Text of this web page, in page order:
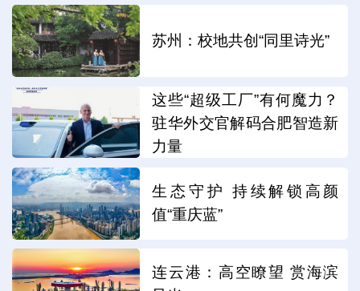
苏州：校地共创“同里诗光”
这些“超级工厂”有何魔力？
驻华外交官解码合肥智造新
力量
生态守护 持续解锁高颜
值“重庆蓝”
连云港：高空瞭望 赏海滨